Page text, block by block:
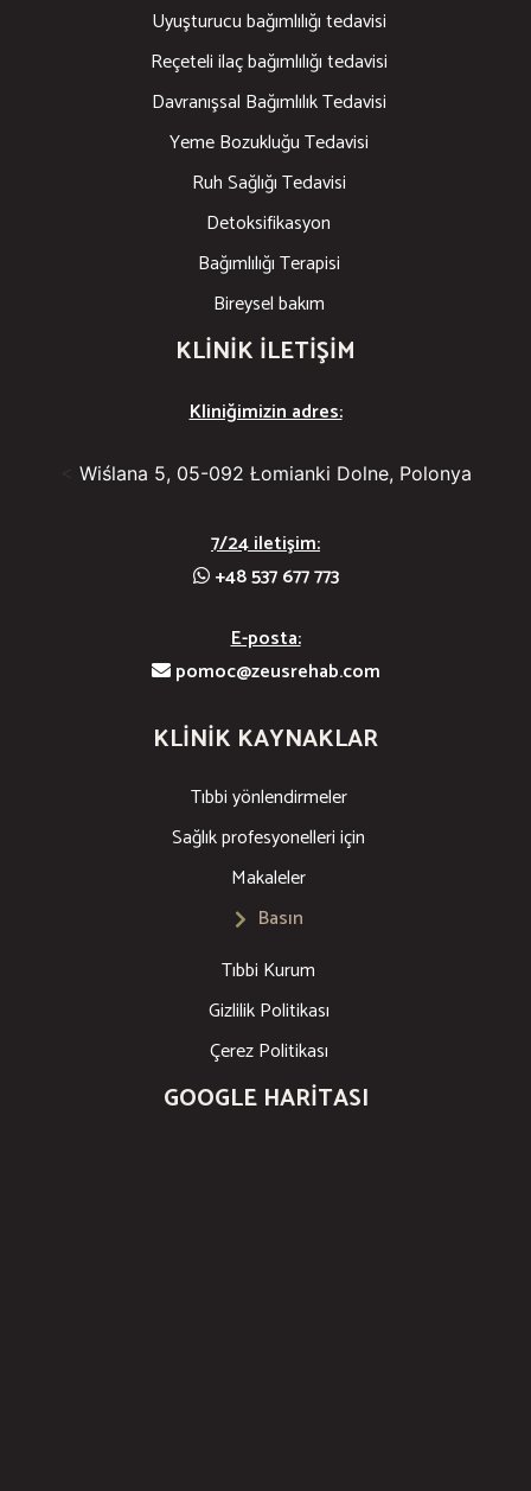
Uyuşturucu bağımlılığı tedavisi
Reçeteli ilaç bağımlılığı tedavisi
Davranışsal Bağımlılık Tedavisi
Yeme Bozukluğu Tedavisi
Ruh Sağlığı Tedavisi
Detoksifikasyon
Bağımlılığı Terapisi
Bireysel bakım
KLINIK ILETIŞIM
Kliniğimizin adres:
Wiślana 5, 05-092 Łomianki Dolne, Polonya
7/24 iletişim:
+48 537 677 773
E-posta:
pomoc@zeusrehab.com
KLINIK KAYNAKLAR
Tıbbi yönlendirmeler
Sağlık profesyonelleri için
Makaleler
Basın
Tıbbi Kurum
Gizlilik Politikası
Çerez Politikası
GOOGLE HARITASI